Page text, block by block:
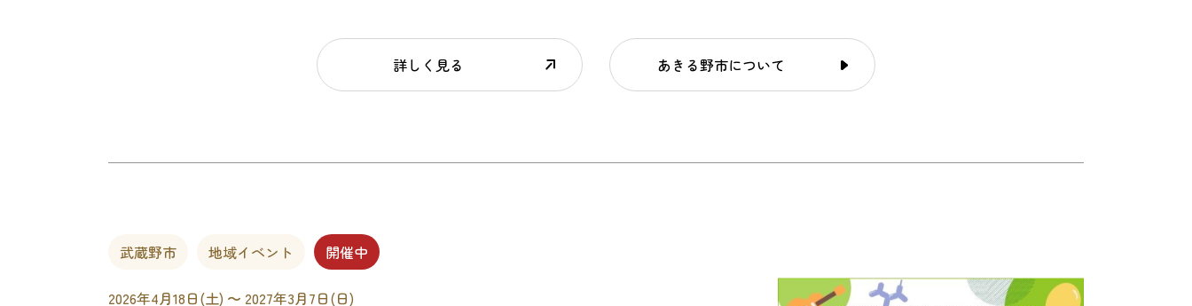
詳しく見る あきる野市について
武蔵野市 地域イベント 開催中
2026年4月18日(土) 〜 2027年3月7日(日)